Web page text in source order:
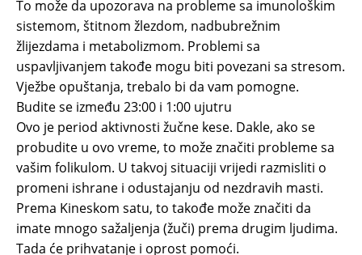
To može da upozorava na probleme sa imunološkim
sistemom, štitnom žlezdom, nadbubrežnim
žlijezdama i metabolizmom. Problemi sa
uspavljivanjem takođe mogu biti povezani sa stresom.
Vježbe opuštanja, trebalo bi da vam pomogne.
Budite se između 23:00 i 1:00 ujutru
Ovo je period aktivnosti žučne kese. Dakle, ako se
probudite u ovo vreme, to može značiti probleme sa
vašim folikulom. U takvoj situaciji vrijedi razmisliti o
promeni ishrane i odustajanju od nezdravih masti.
Prema Kineskom satu, to takođe može značiti da
imate mnogo sažaljenja (žuči) prema drugim ljudima.
Tada će prihvatanje i oprost pomoći.